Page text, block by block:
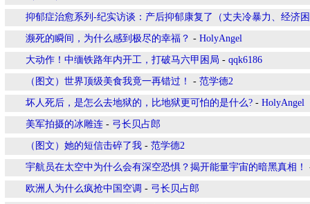
抑郁症治愈系列-纪实访谈：产后抑郁康复了（丈夫冷暴力、经济
濒死的瞬间，为什么感到极尽的幸福？ - HolyAngel
大动作！中缅铁路年内开工，打破马六甲困局 - qqk6186
（图文）世界顶级美食我竟一再错过！ - 范学德2
坏人死后，是怎么去地狱的，比地狱更可怕的是什么? - HolyAngel
美军拍摄的冰雕连 - 弓长贝占郎
（图文）她的短信击碎了我 - 范学德2
宇航员在太空中为什么会有深空恐惧？揭开能量宇宙的暗黑真相！
欧洲人为什么疯抢中国空调 - 弓长贝占郎